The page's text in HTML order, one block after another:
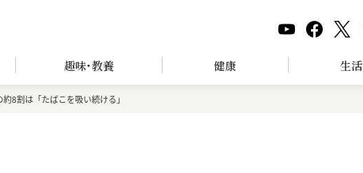
趣味･教養 健康 生活
8割は「たばこを吸い続ける」